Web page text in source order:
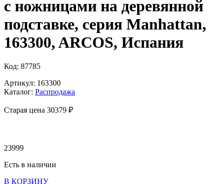
с ножницами на деревянной
подставке, серия Manhattan,
163300, ARCOS, Испания
Код: 87785
Артикул: 163300
Каталог: Распродажа
Старая цена 30379 ₽
23999
Есть в наличии
В КОРЗИНУ